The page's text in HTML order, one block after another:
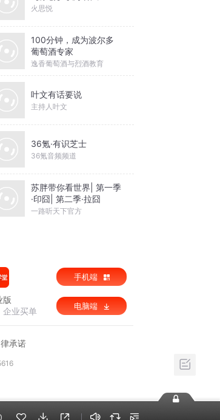
火思悦
100分钟，成为波尔多
葡萄酒专家
逸香葡萄酒与烈酒教育
叶文有话要说
主持人叶文
36氪·有识芝士
36氪音频频道
苏胖带你看世界| 第一季
·印囧| 第二季·拉囧
一路听天下官方
版
企业买单
手机端
电脑端
承诺